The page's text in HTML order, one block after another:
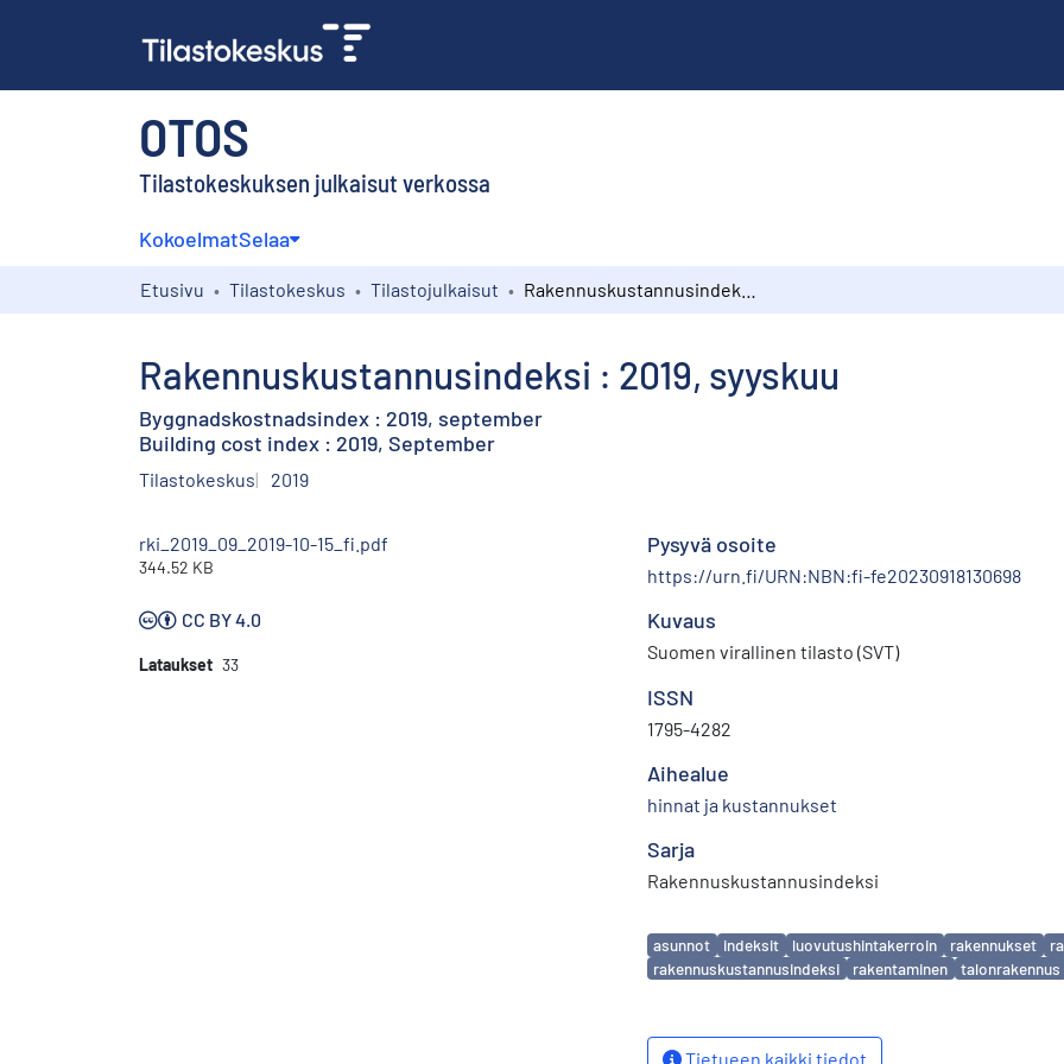
OTOS
Tilastokeskuksen julkaisut verkossa
KokoelmatSelaa
Etusivu Tilastokeskus Tilastojulkaisut
Rakennuskustannusindeksi : 2019, syyskuu
Byggnadskostnadsindex : 2019, september
Building cost index : 2019, September
Tilastokeskus 2019
rki_2019_09_2019-10-15_fi.pdf
344.52 KB
CC BY 4.0
Lataukset 33
Pysyvä osoite
https://urn.fi/URN:NBN:fi-fe20230918130698
Kuvaus
Suomen virallinen tilasto (SVT)
ISSN
1795-4282
Aihealue
hinnat ja kustannukset
Sarja
Rakennuskustannusindeksi
Avainsanat
asunnot indeksit luovutushintakerroin rakennukset
rakennuskustannusindeksi
rakentaminen talonrakennus
Tietueen kaikki tiedot